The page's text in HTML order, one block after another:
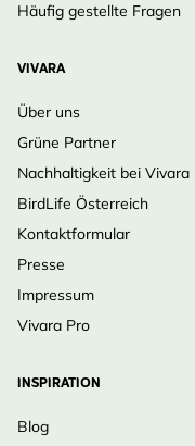
Häufig gestellte Fragen
VIVARA
Über uns
Grüne Partner
Nachhaltigkeit bei Vivara
BirdLife Österreich
Kontaktformular
Presse
Impressum
Vivara Pro
INSPIRATION
Blog